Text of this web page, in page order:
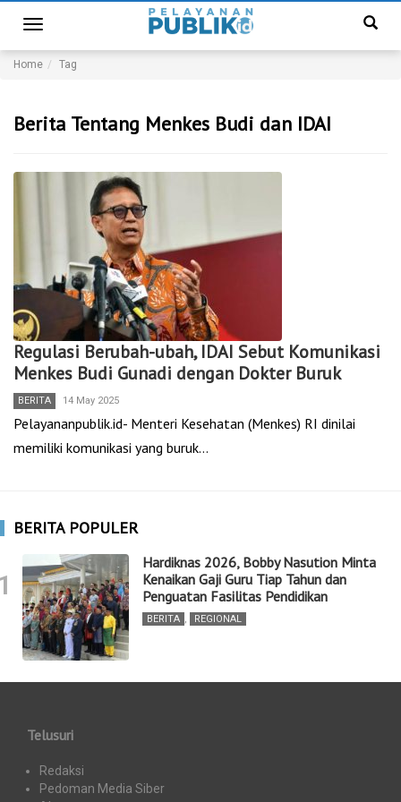
Toggle
navigation
Home Tag
Berita Tentang Menkes Budi dan IDAI
Regulasi Berubah-ubah, IDAI Sebut Komunikasi
Menkes Budi Gunadi dengan Dokter Buruk
BERITA 14 May 2025
Pelayananpublik.id- Menteri Kesehatan (Menkes) RI dinilai
memiliki komunikasi yang buruk…
BERITA POPULER
Hardiknas 2026, Bobby Nasution Minta
Kenaikan Gaji Guru Tiap Tahun dan
Penguatan Fasilitas Pendidikan
BERITA , REGIONAL
Telusuri
Redaksi
Pedoman Media Siber